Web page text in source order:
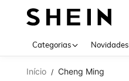
Categorias Novidades
Início / Cheng Ming